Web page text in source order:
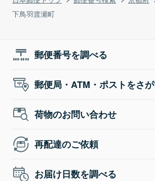
下鳥羽渡瀬町
郵便番号を調べる
郵便局・ATM・ポストをさ
荷物のお問い合わせ
再配達のご依頼
お届け日数を調べる